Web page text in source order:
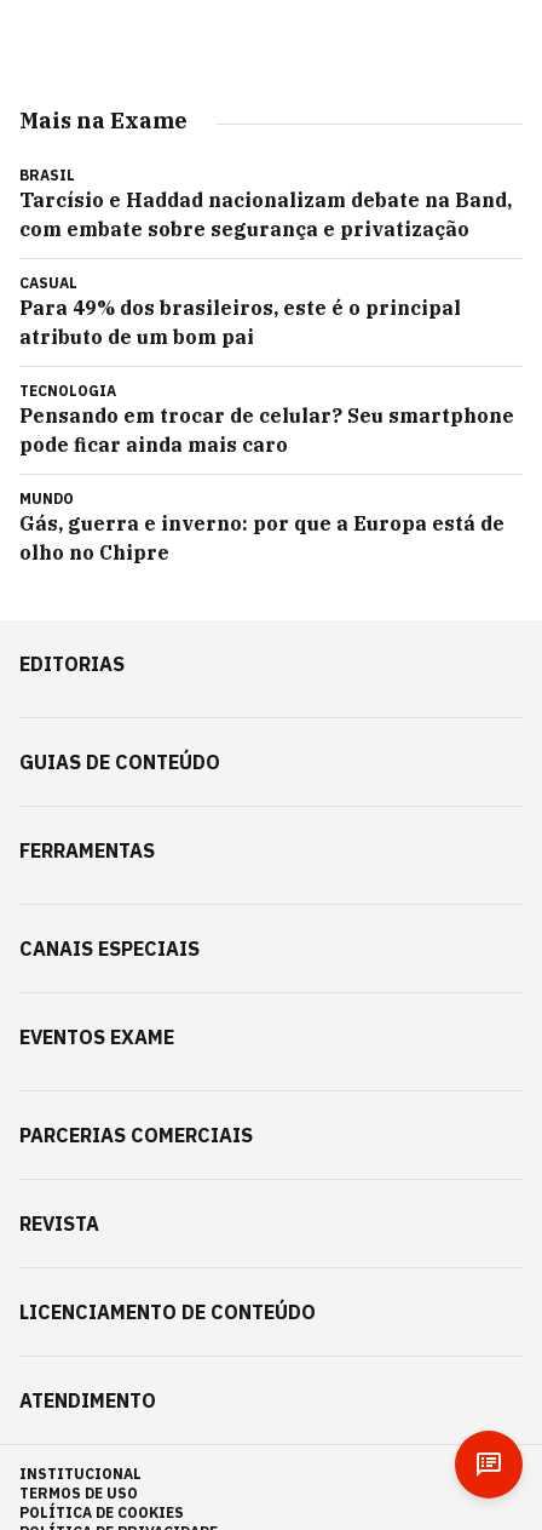
Mais na Exame
BRASIL
Tarcísio e Haddad nacionalizam debate na Band,
com embate sobre segurança e privatização
CASUAL
Para 49% dos brasileiros, este é o principal
atributo de um bom pai
TECNOLOGIA
Pensando em trocar de celular? Seu smartphone
pode ficar ainda mais caro
MUNDO
Gás, guerra e inverno: por que a Europa está de
olho no Chipre
EDITORIAS
GUIAS DE CONTEÚDO
FERRAMENTAS
CANAIS ESPECIAIS
EVENTOS EXAME
PARCERIAS COMERCIAIS
REVISTA
LICENCIAMENTO DE CONTEÚDO
ATENDIMENTO
INSTITUCIONAL
TERMOS DE USO
POLÍTICA DE COOKIES